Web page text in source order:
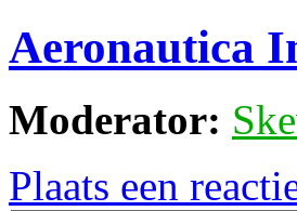
Aeronautica
Moderator:
Plaats een